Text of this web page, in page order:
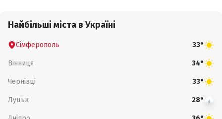
Найбільші міста в Україні
Сімферополь 33°
Вінниця 34°
Чернівці 33°
Луцьк 28°